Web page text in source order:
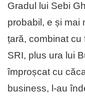
Gradul lui Sebi
probabil, e și mai
țară, combinat
SRI, plus ura lui
împroșcat cu
business, l-au